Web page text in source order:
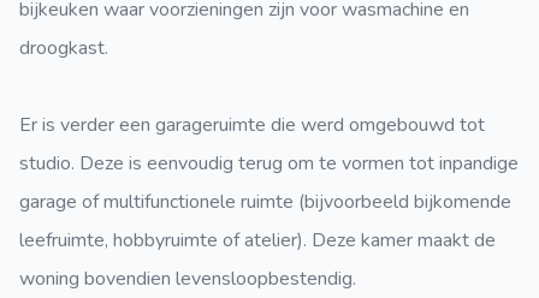
bijkeuken waar voorzieningen zijn voor wasmachine en
droogkast.
Er is verder een garageruimte die werd omgebouwd tot
studio. Deze is eenvoudig terug om te vormen tot inpandige
garage of multifunctionele ruimte (bijvoorbeeld bijkomende
leefruimte, hobbyruimte of atelier). Deze kamer maakt de
woning bovendien levensloopbestendig.